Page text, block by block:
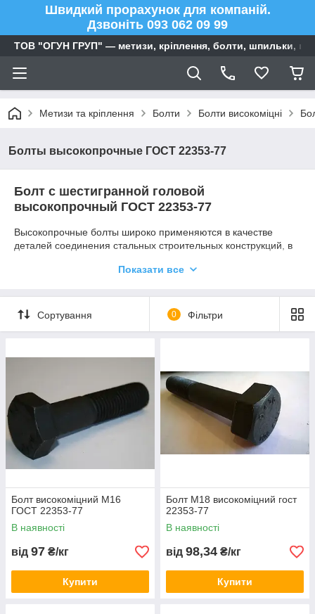
Швидкий прорахунок для компаній.
Дзвоніть 093 062 09 99
ТОВ "ОГУН ГРУП" — метизи, кріплення, болти, шпильки,
Метизи та кріплення Болти Болти високоміцні
Болты высокопрочные ГОСТ 22353-77
Болт с шестигранной головой
высокопрочный ГОСТ 22353-77
Высокопрочные болты широко применяются в качестве
деталей соединения стальных строительных конструкций, в
У (для районов с расчетной температурой от -40°С и
ХЛ (для районов с расчетной температурой от -65°С
и выше). Головка болта дополнительно маркируется
Класс точности: B.
Размеры метрической резьбы варьируются в пределах
от
М16 до М48
, длина составляет 40-300 мм.
Компания ОГУН Групп реализует болты, которые
соответствуют требованиям ГОСТ 22353-77. Имеется
заказу.
Показати все
Сортування 0 Фільтри
Болт високоміцний М16
ГОСТ 22353-77
В наявності
від 97 ₴/кг
Купити
Болт М18 високоміцний гост
22353-77
В наявності
від 98,34 ₴/кг
Купити